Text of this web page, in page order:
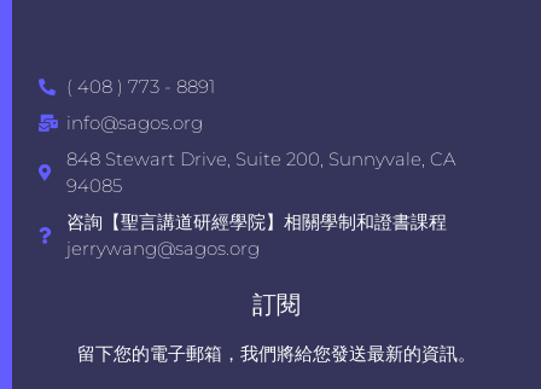
( 408 ) 773 - 8891
info@sagos.org
848 Stewart Drive, Suite 200, Sunnyvale, CA
94085
咨詢【聖言講道研經學院】相關學制和證書課程
jerrywang@sagos.org
訂閱
留下您的電子郵箱，我們將給您發送最新的資訊。